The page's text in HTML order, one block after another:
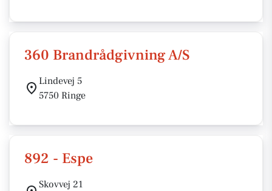
360 Brandrådgivning A/S
Lindevej 5
5750 Ringe
892 - Espe
Skovvej 21